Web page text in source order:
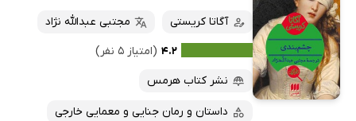
داغ‌ترین‌ها
پرفروش‌ها
پربحث‌ها
ارزان ترین‌ها
کتاب‌های صوتی
کتاب‌های متنی
آگاتا کریستی
مجتبی عبدالله نژاد
۴.۲ (امتیاز ۵ نفر)
نشر کتاب هرمس
داستان و رمان جنایی و معمایی خارجی